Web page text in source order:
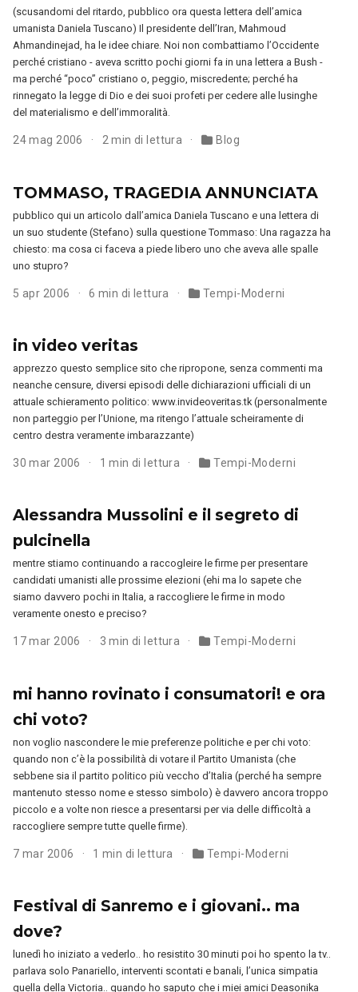
(scusandomi del ritardo, pubblico ora questa lettera dell’amica
umanista Daniela Tuscano) Il presidente dell’Iran, Mahmoud
Ahmandinejad, ha le idee chiare. Noi non combattiamo l’Occidente
perché cristiano - aveva scritto pochi giorni fa in una lettera a Bush -
ma perché “poco” cristiano o, peggio, miscredente; perché ha
rinnegato la legge di Dio e dei suoi profeti per cedere alle lusinghe
del materialismo e dell’immoralità.
24 mag 2006 2 min di lettura Blog
TOMMASO, TRAGEDIA ANNUNCIATA
pubblico qui un articolo dall’amica Daniela Tuscano e una lettera di
un suo studente (Stefano) sulla questione Tommaso: Una ragazza ha
chiesto: ma cosa ci faceva a piede libero uno che aveva alle spalle
uno stupro?
5 apr 2006 6 min di lettura Tempi-Moderni
in video veritas
apprezzo questo semplice sito che ripropone, senza commenti ma
neanche censure, diversi episodi delle dichiarazioni ufficiali di un
attuale schieramento politico: www.invideoveritas.tk (personalmente
non parteggio per l’Unione, ma ritengo l’attuale scheiramente di
centro destra veramente imbarazzante)
30 mar 2006 1 min di lettura Tempi-Moderni
Alessandra Mussolini e il segreto di
pulcinella
mentre stiamo continuando a raccogleire le firme per presentare
candidati umanisti alle prossime elezioni (ehi ma lo sapete che
siamo davvero pochi in Italia, a raccogliere le firme in modo
veramente onesto e preciso?
17 mar 2006 3 min di lettura Tempi-Moderni
mi hanno rovinato i consumatori! e ora
chi voto?
non voglio nascondere le mie preferenze politiche e per chi voto:
quando non c’è la possibilità di votare il Partito Umanista (che
sebbene sia il partito politico più veccho d’Italia (perché ha sempre
mantenuto stesso nome e stesso simbolo) è davvero ancora troppo
piccolo e a volte non riesce a presentarsi per via delle difficoltà a
raccogliere sempre tutte quelle firme).
7 mar 2006 1 min di lettura Tempi-Moderni
Festival di Sanremo e i giovani.. ma
dove?
lunedì ho iniziato a vederlo.. ho resistito 30 minuti poi ho spento la tv..
parlava solo Panariello, interventi scontati e banali, l’unica simpatia
quella della Victoria.. quando ho saputo che i miei amici Deasonika